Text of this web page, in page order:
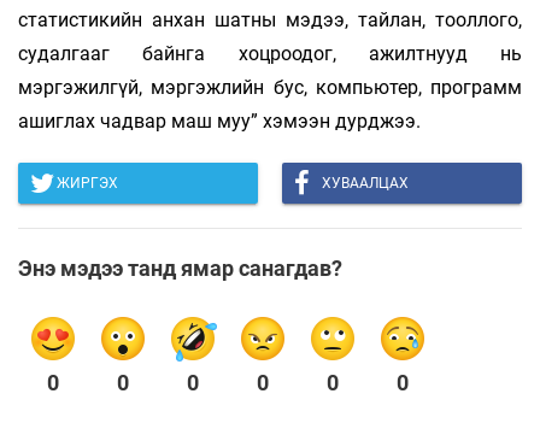
статистикийн анхан шатны мэдээ, тайлан, тооллого,
судалгааг байнга хоцроодог, ажилтнууд нь
мэргэжилгүй, мэргэжлийн бус, компьютер, программ
ашиглах чадвар маш муу” хэмээн дурджээ.
ЖИРГЭХ ХУВААЛЦАХ
Энэ мэдээ танд ямар санагдав?
0 0 0 0 0 0